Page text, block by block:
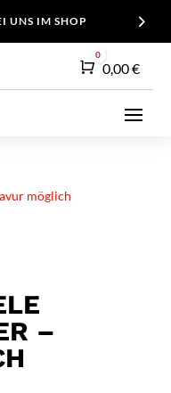
UNS IM SHOP
Warenkorb
0
0,00€
–